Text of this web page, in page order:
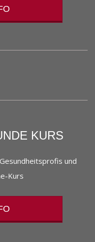
KURS
und
Kurs